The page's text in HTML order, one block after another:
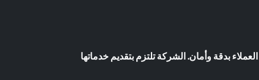
بدقة وأمان. الشركة تلتزم بتقديم خدماتها